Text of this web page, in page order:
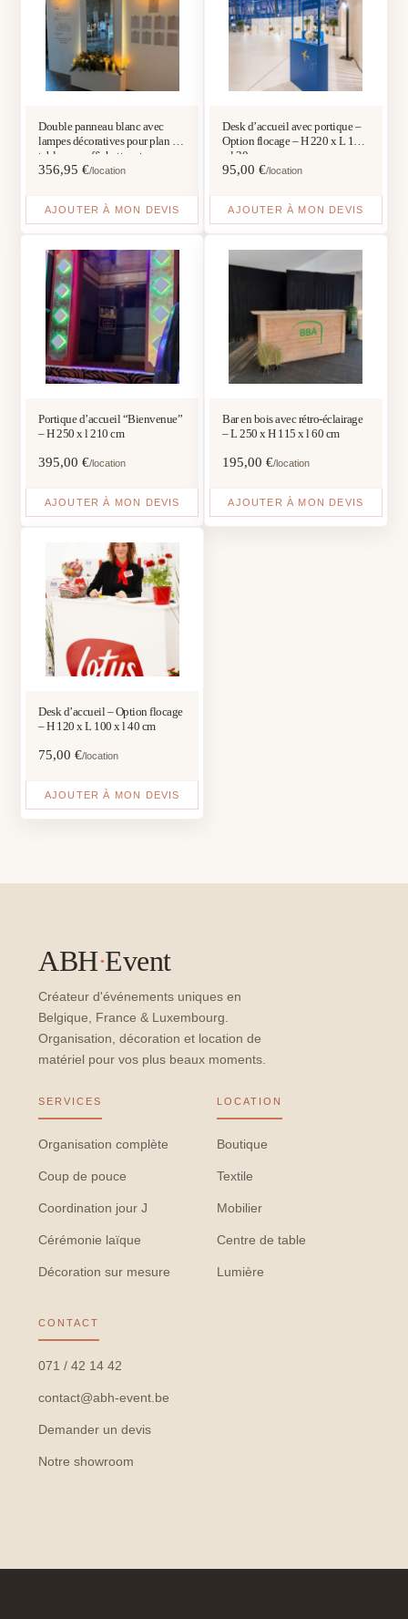
Double panneau blanc avec
lampes décoratives pour plan de
table avec affichettes et un
panneau blanc central sur
356,95€/location
AJOUTER À MON DEVIS
Desk d’accueil avec portique –
Option flocage – H 220 x L 100
x l 30 cm
95,00 €/location
AJOUTER À MON DEVIS
Portique d’accueil “Bienvenue”
– H 250 x l 210 cm
395,00€/location
AJOUTER À MON DEVIS
Bar en bois avec rétro-éclairage
– L 250 x H 115 x l 60 cm
195,00 €/location
AJOUTER À MON DEVIS
Desk d’accueil – Option flocage
– H 120 x L 100 x l 40 cm
75,00€/location
AJOUTER À MON DEVIS
ABH·Event
Créateur d'événements uniques en
Belgique, France & Luxembourg.
Organisation, décoration et location de
matériel pour vos plus beaux moments.
SERVICES
Organisation complète
Coup de pouce
Coordination jour J
Cérémonie laïque
Décoration sur mesure
LOCATION
Boutique
Textile
Mobilier
Centre de table
Lumière
CONTACT
071 / 42 14 42
contact@abh-event.be
Demander un devis
Notre showroom